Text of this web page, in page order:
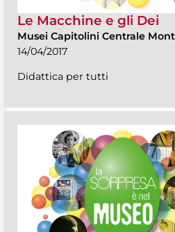
Le Macchine e gli Dei
Musei Capitolini Centrale
14/04/2017
Didattica per tutti